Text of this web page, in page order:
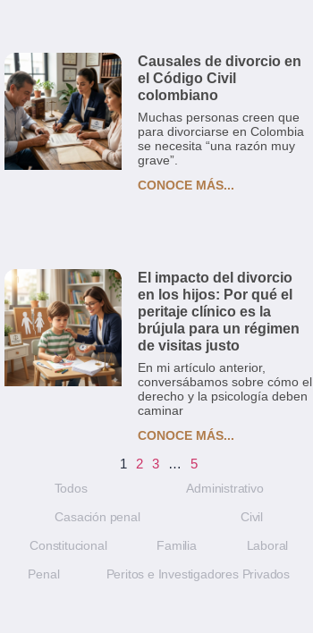
Causales de divorcio en
el Código Civil
colombiano
Muchas personas creen que
para divorciarse en Colombia
se necesita “una razón muy
grave”.
CONOCE MÁS...
El impacto del divorcio
en los hijos: Por qué el
peritaje clínico es la
brújula para un régimen
de visitas justo
En mi artículo anterior,
conversábamos sobre cómo el
derecho y la psicología deben
caminar
CONOCE MÁS...
1 2 3 … 5
Todos
Administrativo
Casación penal
Civil
Constitucional
Familia
Laboral
Penal
Peritos e Investigadores Privados